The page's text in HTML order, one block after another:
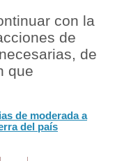
con la
de
de
que
de moderada a
del país